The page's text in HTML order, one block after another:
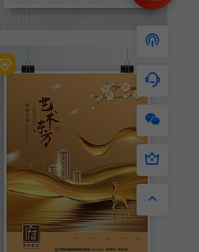
原创你好12月手绘风格海报